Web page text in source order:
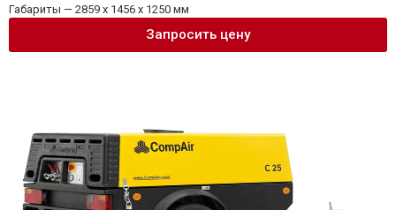
Габариты — 2859 x 1456 x 1250 мм
Запросить цену